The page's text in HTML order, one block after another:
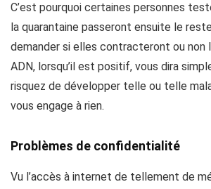
C’est pourquoi certaines personnes
la quarantaine passeront ensuite le
demander si elles contracteront ou non
ADN, lorsqu’il est positif, vous dira
risquez de développer telle ou telle
vous engage à rien.
Problèmes de confidentialité
Vu l’accès à internet de tellement de